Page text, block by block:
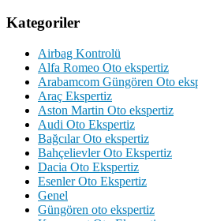
Kategoriler
Airbag Kontrolü
Alfa Romeo Oto ekspertiz
Arabamcom Güngören Oto
Araç Ekspertiz
Aston Martin Oto ekspertiz
Audi Oto Ekspertiz
Bağcılar Oto ekspertiz
Bahçelievler Oto Ekspertiz
Dacia Oto Ekspertiz
Esenler Oto Ekspertiz
Genel
Güngören oto ekspertiz